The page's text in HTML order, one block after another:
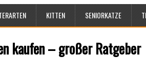
KITTEN SENIORKATZE
kaufen – großer Ratgeber